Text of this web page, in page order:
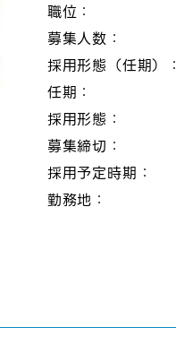
グイン
職位：
募集人数：
採用形態（任期）：
任期：
採用形態：
募集締切：
採用予定時期：
勤務地：